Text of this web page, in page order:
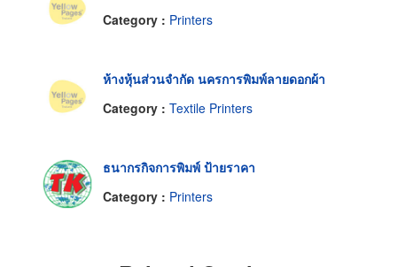
Category : Printers
ห้างหุ้นส่วนจำกัด นครการพิมพ์ลายดอกผ้า
Category : Textile Printers
ธนากรกิจการพิมพ์ ป้ายราคา
Category : Printers